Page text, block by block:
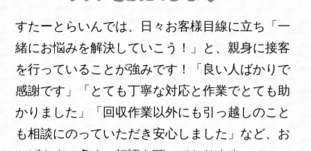
すたーとらいんでは、日々お客様目線に立ち「一
緒にお悩みを解決していこう！」と、親身に接客
を行っていることが強みです！「良い人ばかりで
感謝です」「とても丁寧な対応と作業でとても助
かりました」「回収作業以外にも引っ越しのこと
も相談にのっていただき安心しました」など、お